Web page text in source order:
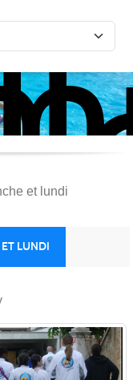
et lundi
LUNDI